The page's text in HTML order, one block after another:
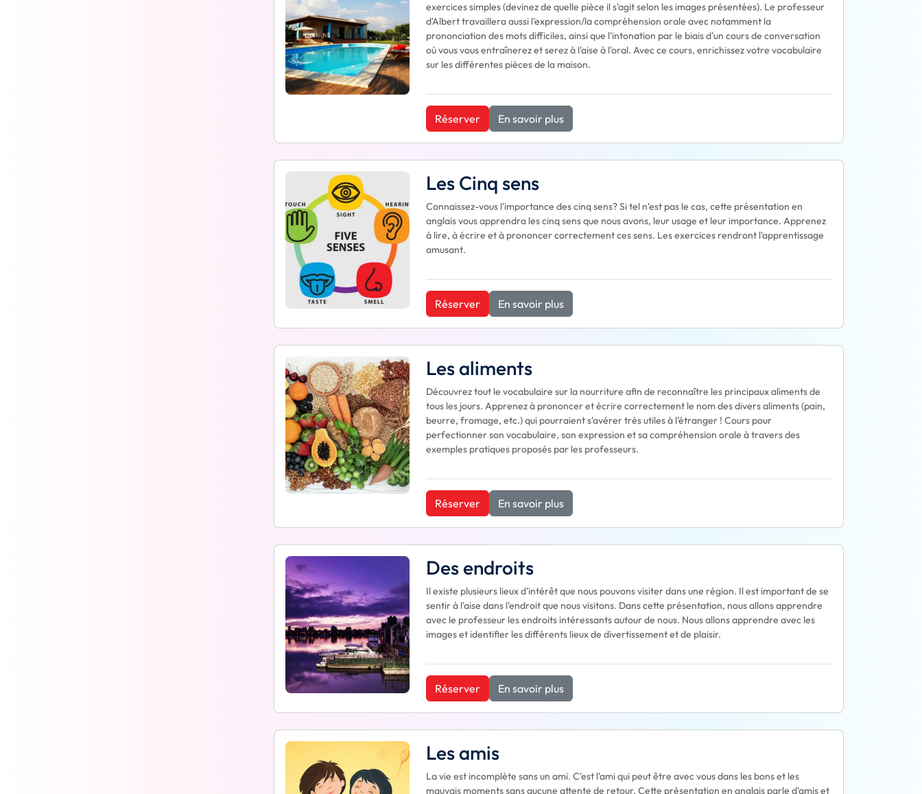
exercices simples (devinez de quelle pièce il s'agit selon les images présentées). Le professeur
d'Albert travaillera aussi l'expression/la compréhension orale avec notamment la
prononciation des mots difficiles, ainsi que l'intonation par le biais d'un cours de conversation
où vous vous entraînerez et serez à l'aise à l'oral. Avec ce cours, enrichissez votre vocabulaire
sur les différentes pièces de la maison.
Réserver En savoir plus
Les Cinq sens
Connaissez-vous l'importance des cinq sens? Si tel n’est pas le cas, cette présentation en
anglais vous apprendra les cinq sens que nous avons, leur usage et leur importance. Apprenez
à lire, à écrire et à prononcer correctement ces sens. Les exercices rendront l'apprentissage
amusant.
Réserver En savoir plus
Les aliments
Découvrez tout le vocabulaire sur la nourriture afin de reconnaître les principaux aliments de
tous les jours. Apprenez à prononcer et écrire correctement le nom des divers aliments (pain,
beurre, fromage, etc.) qui pourraient s'avérer très utiles à l'étranger ! Cours pour
perfectionner son vocabulaire, son expression et sa compréhension orale à travers des
exemples pratiques proposés par les professeurs.
Réserver En savoir plus
Des endroits
Il existe plusieurs lieux d’intérêt que nous pouvons visiter dans une région. Il est important de se
sentir à l'aise dans l'endroit que nous visitons. Dans cette présentation, nous allons apprendre
avec le professeur les endroits intéressants autour de nous. Nous allons apprendre avec les
images et identifier les différents lieux de divertissement et de plaisir.
Réserver En savoir plus
Les amis
La vie est incomplète sans un ami. C'est l'ami qui peut être avec vous dans les bons et les
mauvais moments sans aucune attente de retour. Cette présentation en anglais parle d'amis et